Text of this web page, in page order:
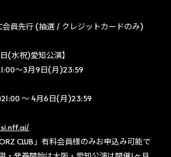
会員先行 (抽選 / クレジットカードのみ)
(水祝)愛知公演】
〜3月9日(月)23:59
〜 4月6日(月)23:59
CLUB」有料会員様のみお申込み可能で